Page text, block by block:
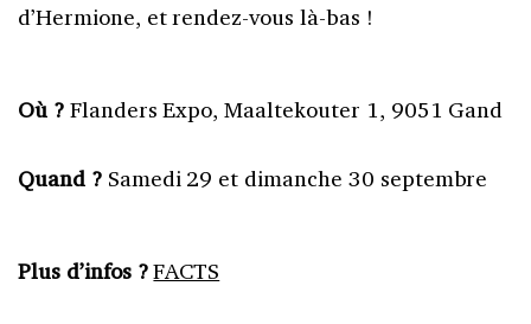
d’Hermione, et rendez-vous là-bas !
Où ?Flanders Expo, Maaltekouter 1, 9051 Gand
Quand ?Samedi 29 et dimanche 30 septembre
Plus d’infos ? FACTS